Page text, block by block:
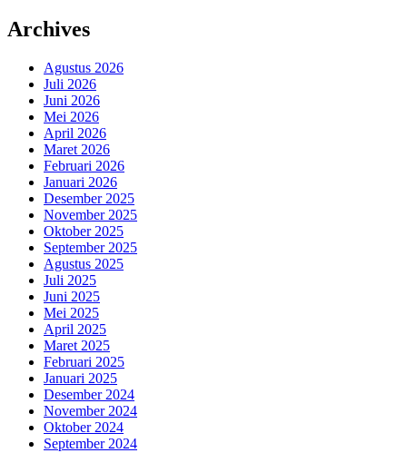
Archives
Agustus 2026
Juli 2026
Juni 2026
Mei 2026
April 2026
Maret 2026
Februari 2026
Januari 2026
Desember 2025
November 2025
Oktober 2025
September 2025
Agustus 2025
Juli 2025
Juni 2025
Mei 2025
April 2025
Maret 2025
Februari 2025
Januari 2025
Desember 2024
November 2024
Oktober 2024
September 2024